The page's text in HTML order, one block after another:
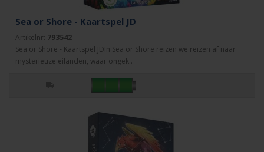
Sea or Shore - Kaartspel JD
Artikelnr: 793542
Sea or Shore - Kaartspel JDIn Sea or Shore reizen we reizen af naar
mysterieuze eilanden, waar ongek..